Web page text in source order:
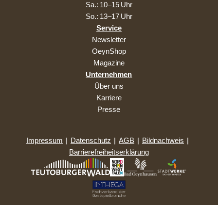
Sa.: 10–15 Uhr
So.: 13–17 Uhr
Service
Newsletter
OeynShop
Magazine
Unternehmen
Über uns
Karriere
Presse
Impressum | Datenschutz | AGB | Bildnachweis |
Barrierefreiheitserklärung